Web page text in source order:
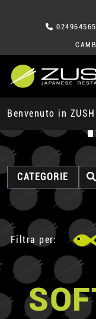
Benvenuto in
CATEGORIE
Filtra per: